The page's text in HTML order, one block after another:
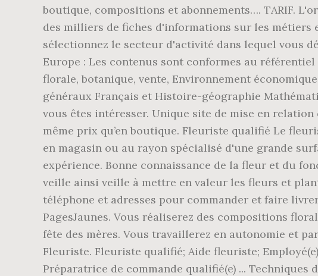
boutique, compositions et abonnements…. TARIF.
des milliers de fiches d'informations sur les
sélectionnez le secteur d'activité dans lequel vous
Europe : Les contenus sont conformes au
florale, botanique, vente, Environnement
généraux Français et Histoire-géographie
vous êtes intéresser. Unique site de mise en
même prix qu’en boutique. Fleuriste qualifié Le
en magasin ou au rayon spécialisé d'une grande
expérience. Bonne connaissance de la fleur et du
veille ainsi veille à mettre en valeur les fleurs et
téléphone et adresses pour commander et faire
PagesJaunes. Vous réaliserez des compositions
fête des mères. Vous travaillerez en autonomie et
Fleuriste. Fleuriste qualifié; Aide fleuriste;
Préparatrice de commande qualifié(e) ...